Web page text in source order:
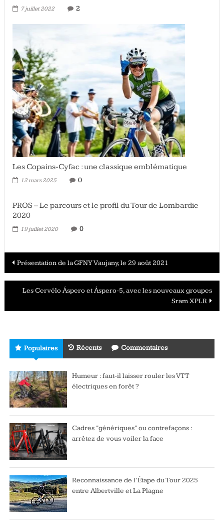
7 juillet 2022 2
Les Copains-Cyfac : une classique emblématique
12 mars 2025 0
PROS – Le parcours et le profil du Tour de Lombardie
2020
19 juillet 2020 0
Navigation
des
articles
Présentation de la GFNY Vaujany, le 29 août 2021
Les Cervélo Áspero et Áspero-5, avec les nouveaux groupes
Sram XPLR
Populaires Récents Commentaires
Humeur : faut-il laisser rouler les VTT
électriques en forêt ?
Cadres “génériques” ou contrefaçons :
arrêtez de vous voiler la face
Reconnaissance de l’Étape du Tour 2025
entre Albertville et La Plagne